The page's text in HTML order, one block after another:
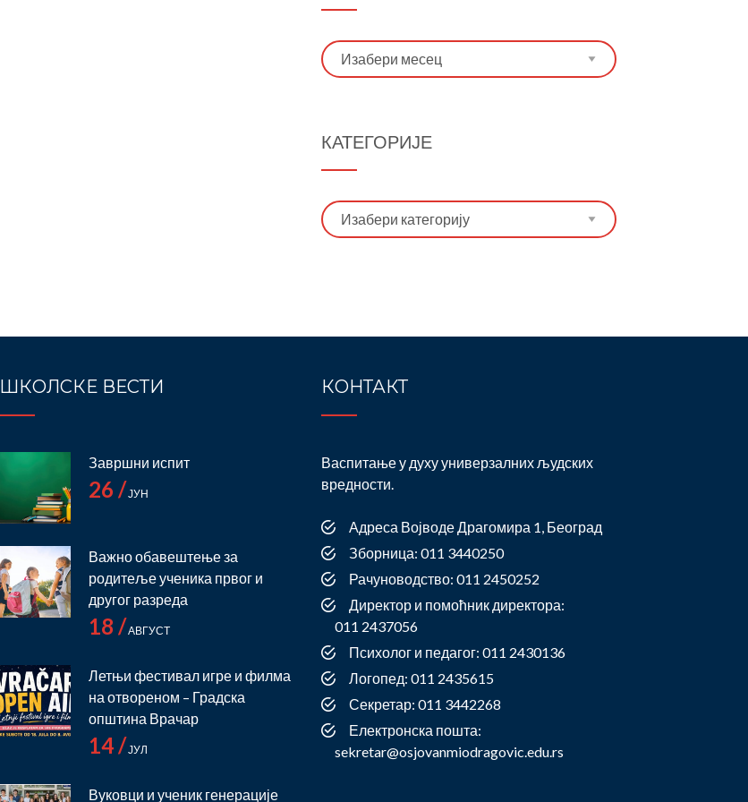
Архиве
КАТЕГОРИЈЕ
Категорије
ШКОЛСКЕ ВЕСТИ
Завршни испит
26 /ЈУН
Важно обавештење за
родитеље ученика првог и
другог разреда
18 /АВГУСТ
Летњи фестивал игре и филма
на отвореном – Градска
општина Врачар
14 /ЈУЛ
Вуковци и ученик генерације
КОНТАКТ
Васпитање у духу универзалних људских
вредности.
Адреса Војводе Драгомира 1, Београд
Зборница: 011 3440250
Рачуноводство: 011 2450252
Директор и помоћник директора:
011 2437056
Психолог и педагог: 011 2430136
Логопед: 011 2435615
Секретар: 011 3442268
Електронска пошта:
sekretar@osjovanmiodragovic.edu.rs